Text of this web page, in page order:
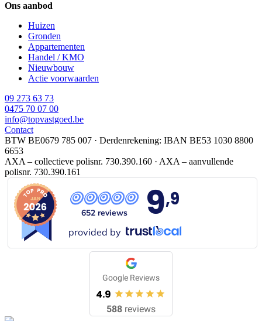
Ons aanbod
Huizen
Gronden
Appartementen
Handel / KMO
Nieuwbouw
Actie voorwaarden
09 273 63 73
0475 70 07 00
info@topvastgoed.be
Contact
BTW BE0679 785 007 · Derdenrekening: IBAN BE53 1030 8800
6653
AXA – collectieve polisnr. 730.390.160 · AXA – aanvullende
polisnr. 730.390.161
652 reviews 9,9
provided by
Google Reviews
4.9
588 reviews